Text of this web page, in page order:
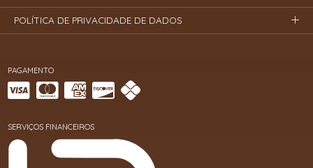
PAGAMENTO
SERVIÇOS FINANCEIROS
POLÍTICA DE PRIVACIDADE DE DADOS